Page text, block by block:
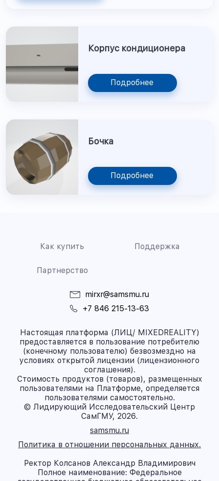
Корпус кондиционера
Подробнее
Бочка
Подробнее
Как купить Поддержка
Партнерство
mirxr@samsmu.ru
+7 846 215-13-63
Настоящая платформа (ЛИЦ/ MIXEDREALITY)
предоставляется в пользование потребителю
(конечному пользователю) безвозмездно на
условиях открытой лицензии (лицензионного
соглашения).
Стоимость продуктов (товаров), размещенных
пользователями на Платформе, определяется
пользователями самостоятельно.
© Лидирующий Исследовательский Центр
СамГМУ, 2026.
samsmu.ru
Политика в отношении персональных данных.
Ректор Колсанов Александр Владимирович
Полное наименование: Федеральное